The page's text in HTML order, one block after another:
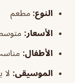
النوع: مطعم
الأسعار:
الأطفال:
الموسيقى: لا